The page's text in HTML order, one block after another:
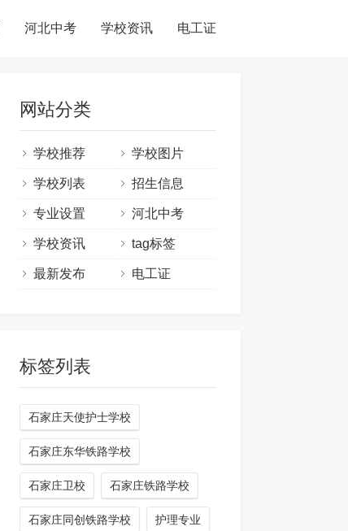
河北中考 学校资讯 电工证
网站分类
学校推荐 学校图片
学校列表 招生信息
专业设置 河北中考
学校资讯 tag标签
最新发布 电工证
标签列表
石家庄天使护士学校
石家庄东华铁路学校
石家庄卫校 石家庄铁路学校
石家庄同创铁路学校 护理专业